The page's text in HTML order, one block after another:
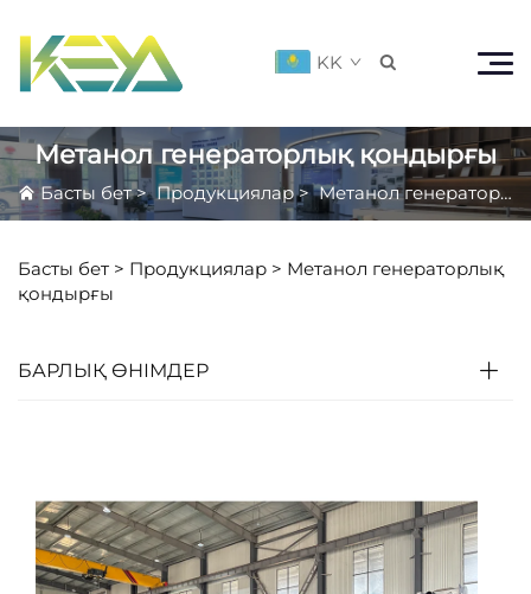
KK 
Метанол генераторлық қондырғы
Басты бет> Продукциялар>Метанол генераторлық қондырғы
Басты бет > Продукциялар > Метанол генераторлық
қондырғы
БАРЛЫҚ ӨНІМДЕР